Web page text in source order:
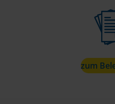
zum